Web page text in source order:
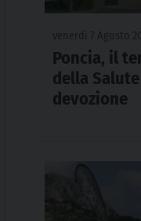
Poncia, il
della
devozione